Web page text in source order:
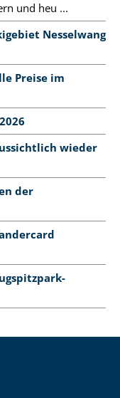
und heu ...
Nesselwang
Preise im
wieder
der